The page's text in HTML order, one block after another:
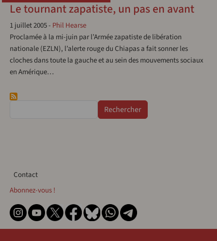
Le tournant zapatiste, un pas en avant
1 juillet 2005- Phil Hearse
Proclamée à la mi-juin par l’Armée zapatiste de libération
nationale (EZLN), l’alerte rouge du Chiapas a fait sonner les
cloches dans toute la gauche et au sein des mouvements sociaux
en Amérique…
Contact
Contact
Abonnez-vous !